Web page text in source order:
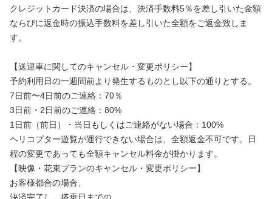
クレジットカード決済の場合は、決済手数料5％を差し引いた金額
ならびに返金時の振込手数料を差し引いた全額をご返金致しま
す。
【送迎車に関してのキャンセル・変更ポリシー】
予約利用日の一週間前より発生するものとし以下の通りとする。
7日前〜4日前のご連絡：70％
3日前・2日前のご連絡：80%
1日前（前日）・当日もしくはご連絡がない場合：100%
ヘリコプター遊覧が運行できない場合は、全額返金不可です。日
程の変更であっても全額キャンセル料金が掛かります。
【映像・花束プランのキャンセル・変更ポリシー】
お客様都合の場合、